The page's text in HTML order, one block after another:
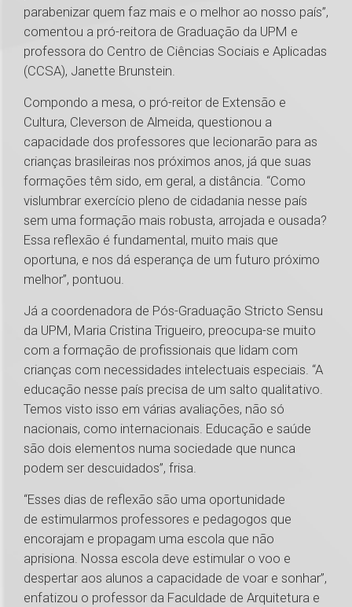
parabenizar quem faz mais e o melhor ao nosso país”,
comentou a pró-reitora de Graduação da UPM e
professora do Centro de Ciências Sociais e Aplicadas
(CCSA), Janette Brunstein.
Compondo a mesa, o pró-reitor de Extensão e
Cultura, Cleverson de Almeida, questionou a
capacidade dos professores que lecionarão para as
crianças brasileiras nos próximos anos, já que suas
formações têm sido, em geral, a distância. “Como
vislumbrar exercício pleno de cidadania nesse país
sem uma formação mais robusta, arrojada e ousada?
Essa reflexão é fundamental, muito mais que
oportuna, e nos dá esperança de um futuro próximo
melhor”, pontuou.
Já a coordenadora de Pós-Graduação Stricto Sensu
da UPM, Maria Cristina Trigueiro, preocupa-se muito
com a formação de profissionais que lidam com
crianças com necessidades intelectuais especiais. “A
educação nesse país precisa de um salto qualitativo.
Temos visto isso em várias avaliações, não só
nacionais, como internacionais. Educação e saúde
são dois elementos numa sociedade que nunca
podem ser descuidados”, frisa.
“Esses dias de reflexão são uma oportunidade
de estimularmos professores e pedagogos que
encorajam e propagam uma escola que não
aprisiona. Nossa escola deve estimular o voo e
despertar aos alunos a capacidade de voar e sonhar”,
enfatizou o professor da Faculdade de Arquitetura e